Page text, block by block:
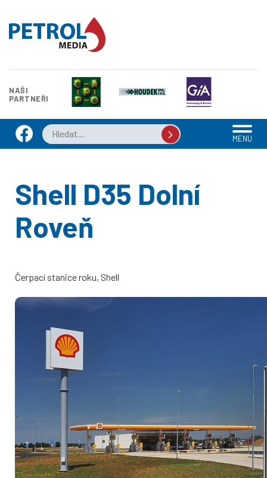
NAŠI
PARTNEŘI
MENU
Shell D35 Dolní
Roveň
Čerpací stanice roku, Shell